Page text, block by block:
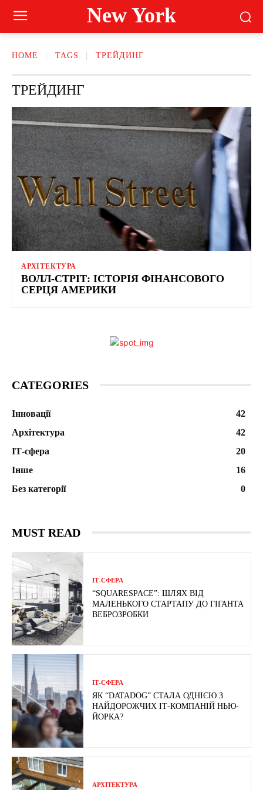
New York
HOME TAGS ТРЕЙДИНГ
ТРЕЙДИНГ
АРХІТЕКТУРА
ВОЛЛ-СТРІТ: ІСТОРІЯ ФІНАНСОВОГО
СЕРЦЯ АМЕРИКИ
CATEGORIES
Інновації
42
Архітектура
42
ІТ-сфера
20
Інше
16
Без категорії
0
MUST READ
ІТ-СФЕРА
“SQUARESPACE”: ШЛЯХ ВІД
МАЛЕНЬКОГО СТАРТАПУ ДО ГІГАНТА
ВЕБРОЗРОБКИ
ІТ-СФЕРА
ЯК “DATADOG” СТАЛА ОДНІЄЮ З
НАЙДОРОЖЧИХ ІТ-КОМПАНІЙ НЬЮ-
ЙОРКА?
АРХІТЕКТУРА